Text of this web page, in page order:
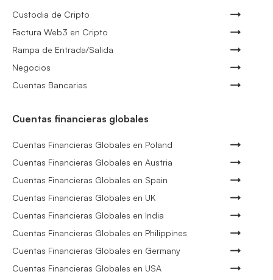
Custodia de Cripto
Factura Web3 en Cripto
Rampa de Entrada/Salida
Negocios
Cuentas Bancarias
Cuentas financieras globales
Cuentas Financieras Globales en Poland
Cuentas Financieras Globales en Austria
Cuentas Financieras Globales en Spain
Cuentas Financieras Globales en UK
Cuentas Financieras Globales en India
Cuentas Financieras Globales en Philippines
Cuentas Financieras Globales en Germany
Cuentas Financieras Globales en USA